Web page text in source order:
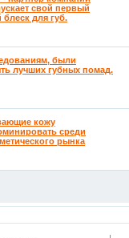
свой первый
блеск для губ.
были
лучших губных помад.
кожу
среди
рынка